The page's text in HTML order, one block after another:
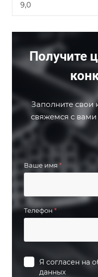
9,0
Получите
Заполните свои
свяжемся с вами
Ваше имя *
Телефон*
Я согласен на
данных